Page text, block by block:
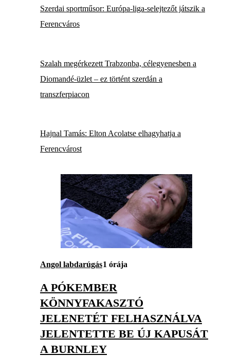
Szerdai sportműsor: Európa-liga-selejtezőt játszik a
Ferencváros
Szalah megérkezett Trabzonba, célegyenesben a
Diomandé-üzlet – ez történt szerdán a
transzferpiacon
Hajnal Tamás: Elton Acolatse elhagyhatja a
Ferencvárost
Angol labdarúgás1 órája
A PÓKEMBER
KÖNNYFAKASZTÓ
JELENETÉT FELHASZNÁLVA
JELENTETTE BE ÚJ KAPUSÁT
A BURNLEY